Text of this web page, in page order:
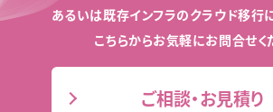
あるいは既存インフラのクラウド移行
こちらからお気軽にお問合せく
ご相談・お見積り